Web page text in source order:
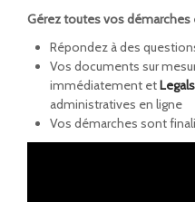
Gérez toutes vos
Répondez à des
Vos documents sur
immédiatement et
administratives en ligne
Vos démarches sont